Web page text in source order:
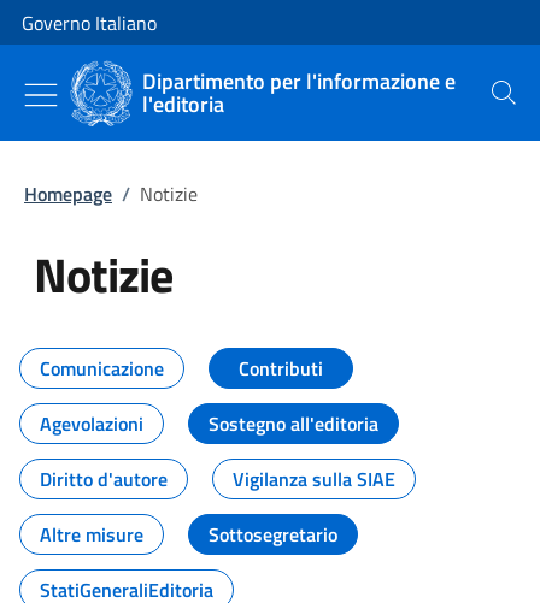
Vai al contenuto
Vai alla navigazione del sito
Governo Italiano
Dipartimento per l'informazione e
l'editoria Cerca
Homepage / Notizie
Notizie
Tutti i contenuti della pagina
Comunicazione
Contributi
Agevolazioni
Sostegno all'editoria
Diritto d'autore
Vigilanza sulla SIAE
Altre misure
Sottosegretario
StatiGeneraliEditoria